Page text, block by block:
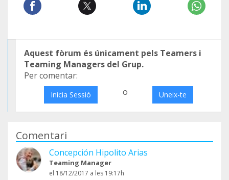
Aquest fòrum és únicament pels Teamers i
Teaming Managers del Grup.
Per comentar:
Inicia Sessió o Uneix-te
Comentari
Concepción Hipolito Arias
Teaming Manager
el 18/12/2017 a les 19:17h